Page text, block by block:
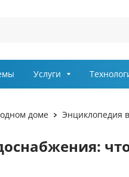
воды
Услуги
доме Энциклопедия